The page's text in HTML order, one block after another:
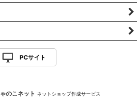
PCサイト
のこネット ネットショップ作成サービス